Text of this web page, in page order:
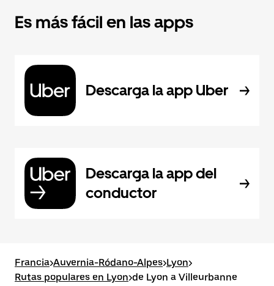
Es más fácil en las apps
Descarga la app Uber
Descarga la app del
conductor
Francia>Auvernia-Ródano-Alpes>Lyon>
Rutas populares en Lyon>de Lyon a Villeurbanne